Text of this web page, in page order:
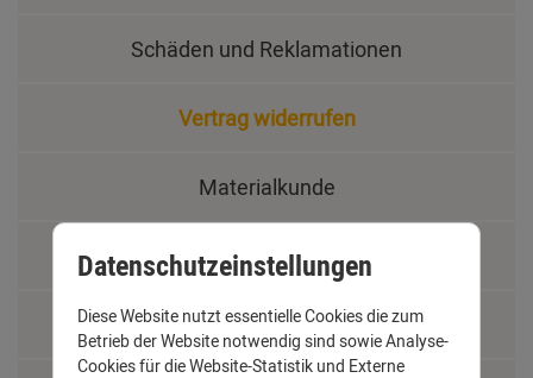
Schäden und Reklamationen
Vertrag widerrufen
Materialkunde
Fachbegriffe
Jobs
Datenschutzeinstellungen
Diese Website nutzt essentielle Cookies die zum
Betrieb der Website notwendig sind sowie Analyse-
Cookies für die Website-Statistik und Externe